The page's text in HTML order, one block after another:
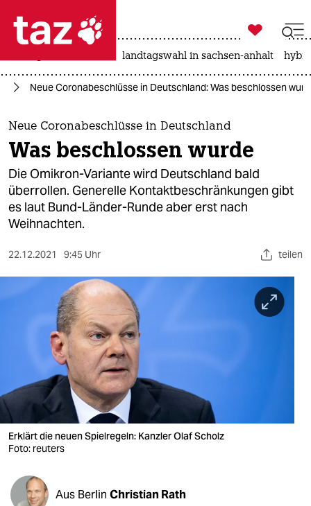
 taz zahl ich
taz zahl ich
themen
politik
öko
gesellschaft
kultur
sport
wahrheit
verlag
verlag
shop

taz zahl ich
landtagswahl in sachsen-anhalt
Neue Coronabeschlüsse in Deutschland: Was beschlossen
Neue Coronabeschlüsse in Deutschland
Was beschlossen wurde
Die Omikron-Variante wird Deutschland bald
überrollen. Generelle Kontaktbeschränkungen gibt
es laut Bund-Länder-Runde aber erst nach
Weihnachten.
22.12.2021 9:45 Uhr teilen
Erklärt die neuen Spielregeln: Kanzler Olaf Scholz
Foto: reuters
Aus Berlin Christian Rath